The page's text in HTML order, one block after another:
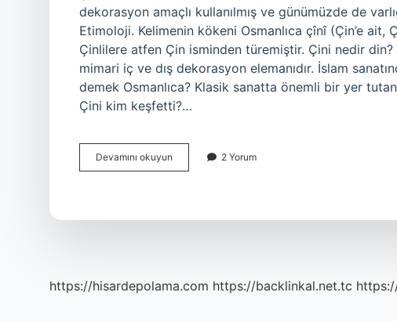
dekorasyon amaçlı kullanılmış ve günümüzde de
Etimoloji. Kelimenin kökeni Osmanlıca çînî (Çin’e ait,
Çinlilere atfen Çin isminden türemiştir. Çini nedir din?
mimari iç ve dış dekorasyon elemanıdır. İslam
demek Osmanlıca? Klasik sanatta önemli bir yer tutan
Çini kim keşfetti?…
Devamını okuyun
Ne
2 Yorum
https://hisardepolama.com https://backlinkal.net.tc